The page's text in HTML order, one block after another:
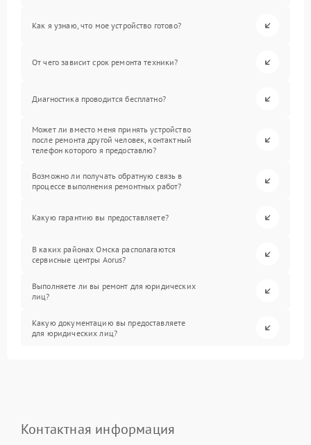
Как я узнаю, что мое устройство готово?
От чего зависит срок ремонта техники?
Диагностика проводится бесплатно?
Может ли вместо меня принять устройство
после ремонта другой человек, контактный
телефон которого я предоставлю?
Возможно ли получать обратную связь в
процессе выполнения ремонтных работ?
Какую гарантию вы предоставляете?
В каких районах Омска располагаются
сервисные центры Aorus?
Выполняете ли вы ремонт для юридических
лиц?
Какую документацию вы предоставляете
для юридических лиц?
Контактная информация